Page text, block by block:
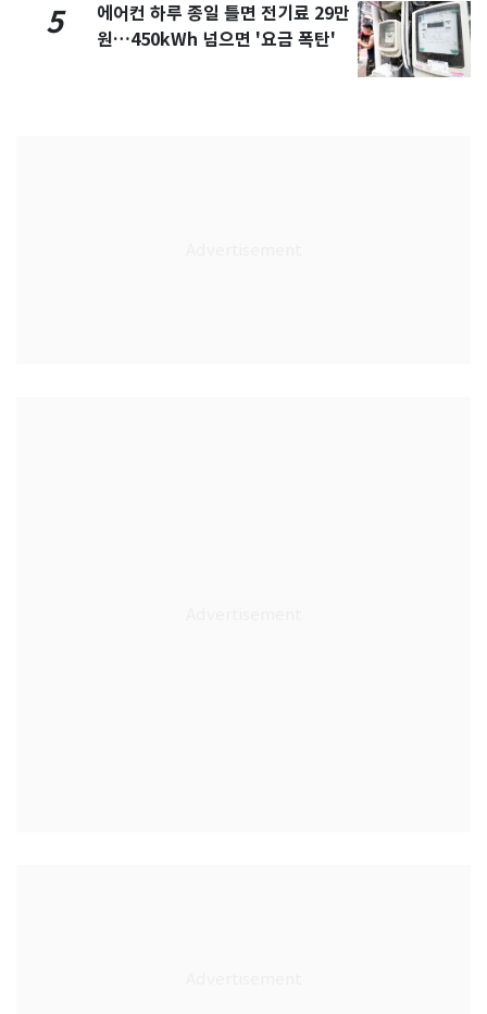
5
에어컨 하루 종일 틀면 전기료 29만
원…450kWh 넘으면 '요금 폭탄'